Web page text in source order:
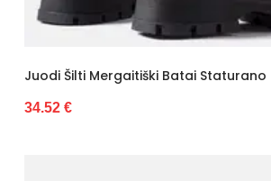
Juodi Šilti Mergaitiški Batai Staturano
34.52 €